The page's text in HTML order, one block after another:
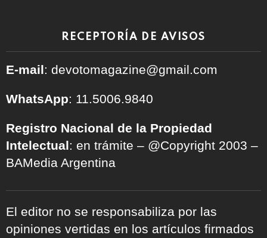
RECEPTORÍA DE AVISOS
E-mail: devotomagazine@gmail.com
WhatsApp: 11.5006.9840
Registro Nacional de la Propiedad
Intelectual: en trámite – @Copyright 2003 –
BAMedia Argentina
El editor no se responsabiliza por las
opiniones vertidas en los artículos firmados